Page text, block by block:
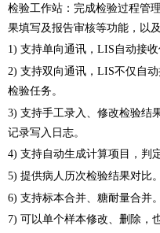
检验工作站：完成检验过程管
果填写及报告审核等功能，以
1) 支持单向通讯，LIS自动接收
2) 支持双向通讯，LIS不仅自
检验任务。
3) 支持手工录入、修改检验结
记录写入日志。
4) 支持自动生成计算项目，判
5) 提供病人历次检验结果对比。
6) 支持标本合并、糖耐量合并。
7) 可以单个样本修改、删除，